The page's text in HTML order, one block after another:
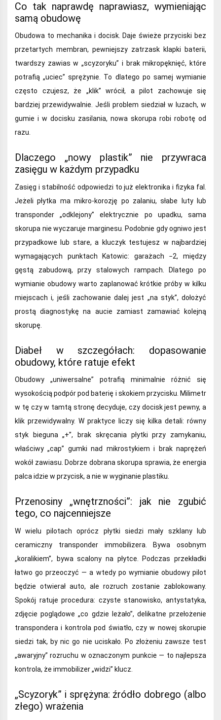
Co tak naprawdę naprawiasz, wymieniając
samą obudowę
Obudowa to mechanika i docisk. Daje świeże przyciski bez
przetartych membran, pewniejszy zatrzask klapki baterii,
twardszy zawias w „scyzoryku” i brak mikropęknięć, które
potrafią „uciec” sprężynie. To dlatego po samej wymianie
często czujesz, że „klik” wrócił, a pilot zachowuje się
bardziej przewidywalnie. Jeśli problem siedział w luzach, w
gumie i w docisku zasilania, nowa skorupa robi robotę od
razu.
Dlaczego „nowy plastik” nie przywraca
zasięgu w każdym przypadku
Zasięg i stabilność odpowiedzi to już elektronika i fizyka fal.
Jeżeli płytka ma mikro‑korozję po zalaniu, słabe luty lub
transponder „odklejony” elektrycznie po upadku, sama
skorupa nie wyczaruje marginesu. Podobnie gdy ogniwo jest
przypadkowe lub stare, a kluczyk testujesz w najbardziej
wymagających punktach Katowic: garażach −2, między
gęstą zabudową, przy stalowych rampach. Dlatego po
wymianie obudowy warto zaplanować krótkie próby w kilku
miejscach i, jeśli zachowanie dalej jest „na styk”, dołożyć
prostą diagnostykę na aucie zamiast zamawiać kolejną
skorupę.
Diabeł w szczegółach: dopasowanie
obudowy, które ratuje efekt
Obudowy „uniwersalne” potrafią minimalnie różnić się
wysokością podpór pod baterię i skokiem przycisku. Milimetr
w tę czy w tamtą stronę decyduje, czy docisk jest pewny, a
klik przewidywalny. W praktyce liczy się kilka detali: równy
styk bieguna „+”, brak skręcania płytki przy zamykaniu,
właściwy „cap” gumki nad mikrostykiem i brak naprężeń
wokół zawiasu. Dobrze dobrana skorupa sprawia, że energia
palca idzie w przycisk, a nie w wyginanie plastiku.
Przenosiny „wnętrzności”: jak nie zgubić
tego, co najcenniejsze
W wielu pilotach oprócz płytki siedzi mały szklany lub
ceramiczny transponder immobilizera. Bywa osobnym
„koralikiem”, bywa scalony na płytce. Podczas przekładki
łatwo go przeoczyć — a wtedy po wymianie obudowy pilot
będzie otwierał auto, ale rozruch zostanie zablokowany.
Spokój ratuje procedura: czyste stanowisko, antystatyka,
zdjęcie poglądowe „co gdzie leżało”, delikatne przełożenie
transpondera i kontrola pod światło, czy w nowej skorupie
siedzi tak, by nic go nie uciskało. Po złożeniu zawsze test
„awaryjny” rozruchu w oznaczonym punkcie — to najlepsza
kontrola, że immobilizer „widzi” klucz.
„Scyzoryk” i sprężyna: źródło dobrego (albo
złego) wrażenia